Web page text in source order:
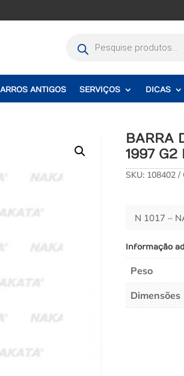
produtos
ANTIGOS SERVIÇOS DICAS
BARRA
1997 G2
SKU: 108402
N 1017 –
Informação
Peso
Dimensões